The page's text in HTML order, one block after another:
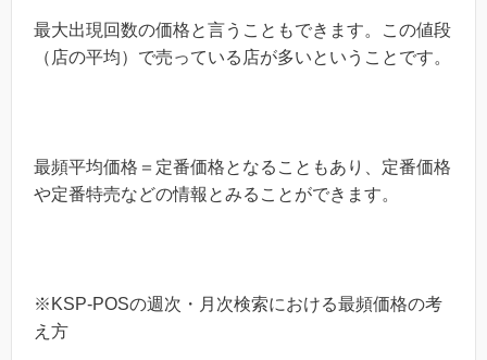
最大出現回数の価格と言うこともできます。この値段
（店の平均）で売っている店が多いということです。
最頻平均価格＝定番価格となることもあり、定番価格
や定番特売などの情報とみることができます。
※KSP-POSの週次・月次検索における最頻価格の考
え方